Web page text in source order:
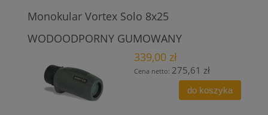
Monokular Vortex Solo 8x25
WODOODPORNY GUMOWANY
339,00 zł
Cena netto: 275,61 zł
do koszyka